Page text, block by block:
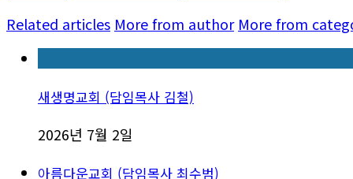
Related articles More from author More from
새생명교회 (담임목사 김철)
2026년 7월 2일
아름다운교회 (담임목사 최수범)